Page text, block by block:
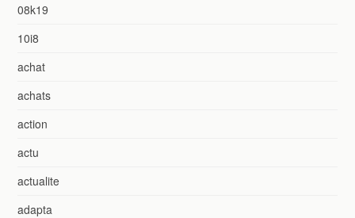
08k19
10i8
achat
achats
action
actu
actualite
adapta